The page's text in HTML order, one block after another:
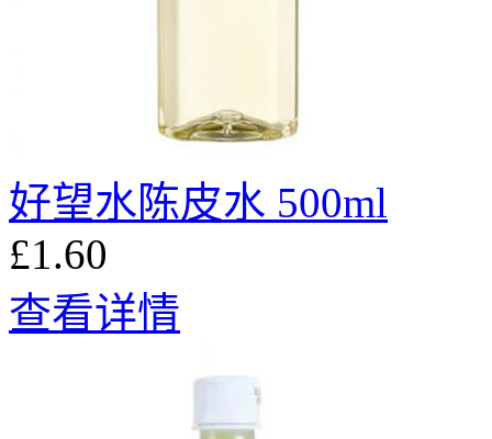
好望水陈皮水 500ml
£1.60
查看详情